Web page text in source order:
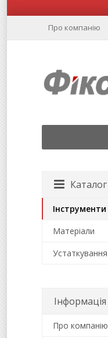
Про компанію
Каталог
Інструменти
Матеріали
Устаткування
Інформація
Про компанію